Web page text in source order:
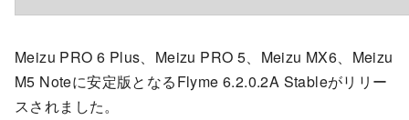
Meizu PRO 6 Plus、Meizu PRO 5、Meizu MX6、Meizu
M5 Noteに安定版となるFlyme 6.2.0.2A Stableがリリー
スされました。